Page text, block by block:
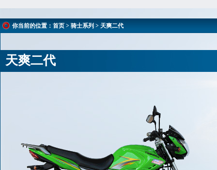
你当前的位置： 首页 > 骑士系列 > 天爽二代
天爽二代